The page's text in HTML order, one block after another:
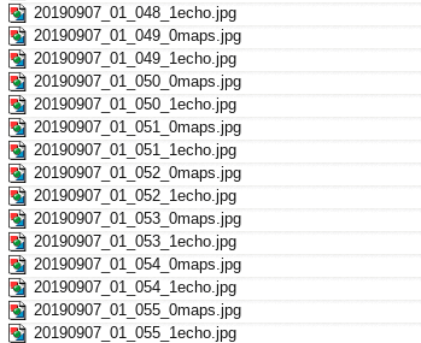
20190907_01_048_1echo.jpg
20190907_01_049_0maps.jpg
20190907_01_049_1echo.jpg
20190907_01_050_0maps.jpg
20190907_01_050_1echo.jpg
20190907_01_051_0maps.jpg
20190907_01_051_1echo.jpg
20190907_01_052_0maps.jpg
20190907_01_052_1echo.jpg
20190907_01_053_0maps.jpg
20190907_01_053_1echo.jpg
20190907_01_054_0maps.jpg
20190907_01_054_1echo.jpg
20190907_01_055_0maps.jpg
20190907_01_055_1echo.jpg